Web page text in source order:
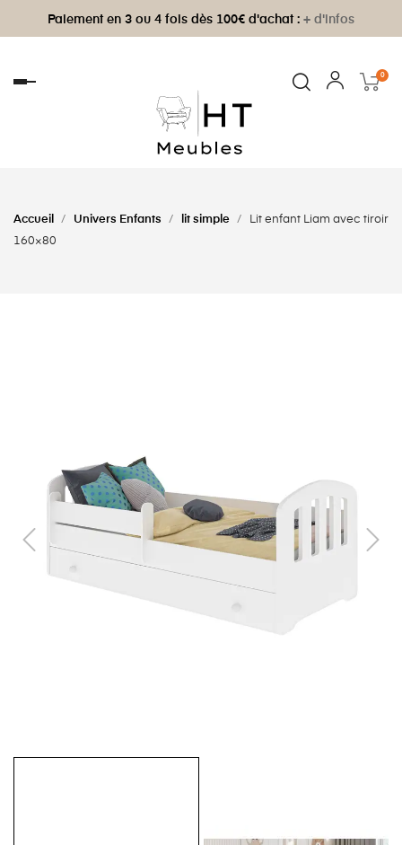
Paiement en 3 ou 4 fois dès 100€ d'achat : + d'infos
Basculer
0
Accueil Univers Enfants lit simple
Lit enfant Liam avec tiroir
160×80